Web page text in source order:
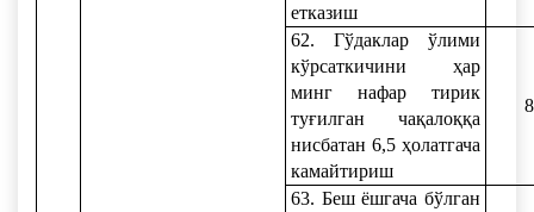
етказиш
62. Гўдаклар ўлими
кўрсаткичини ҳар
минг нафар тирик
туғилган чақалоққа
нисбатан 6,5 ҳолатгача
камайтириш
63. Беш ёшгача бўлган